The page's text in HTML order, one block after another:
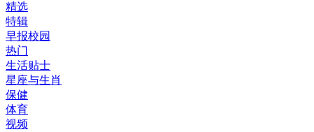
精选
特辑
早报校园
热门
生活贴士
星座与生肖
保健
体育
视频